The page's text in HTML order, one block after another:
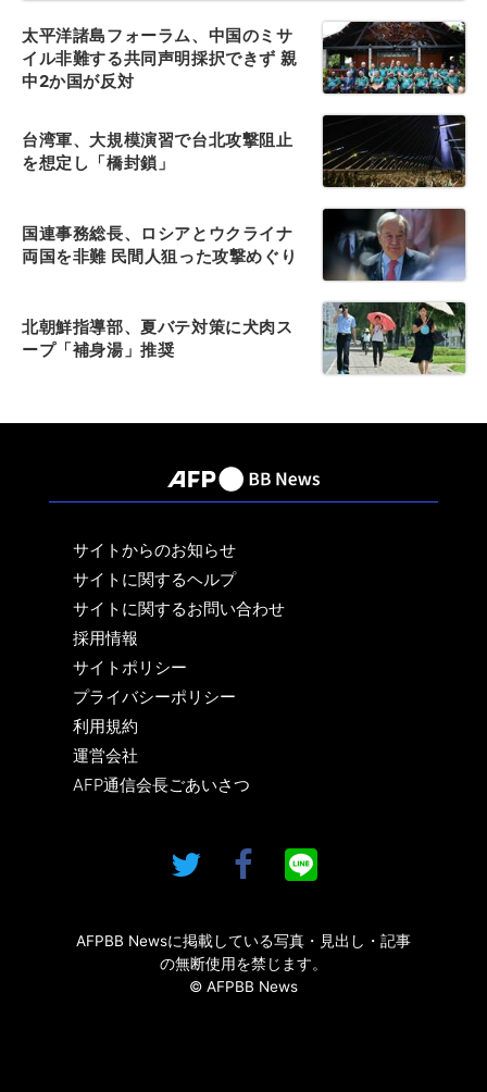
太平洋諸島フォーラム、中国のミサ
イル非難する共同声明採択できず 親
中2か国が反対
台湾軍、大規模演習で台北攻撃阻止
を想定し「橋封鎖」
国連事務総長、ロシアとウクライナ
両国を非難 民間人狙った攻撃めぐり
北朝鮮指導部、夏バテ対策に犬肉ス
ープ「補身湯」推奨
サイトからのお知らせ
サイトに関するヘルプ
サイトに関するお問い合わせ
採用情報
サイトポリシー
プライバシーポリシー
利用規約
運営会社
AFP通信会長ごあいさつ
AFPBB Newsに掲載している写真・見出し・記事
の無断使用を禁じます。
© AFPBB News